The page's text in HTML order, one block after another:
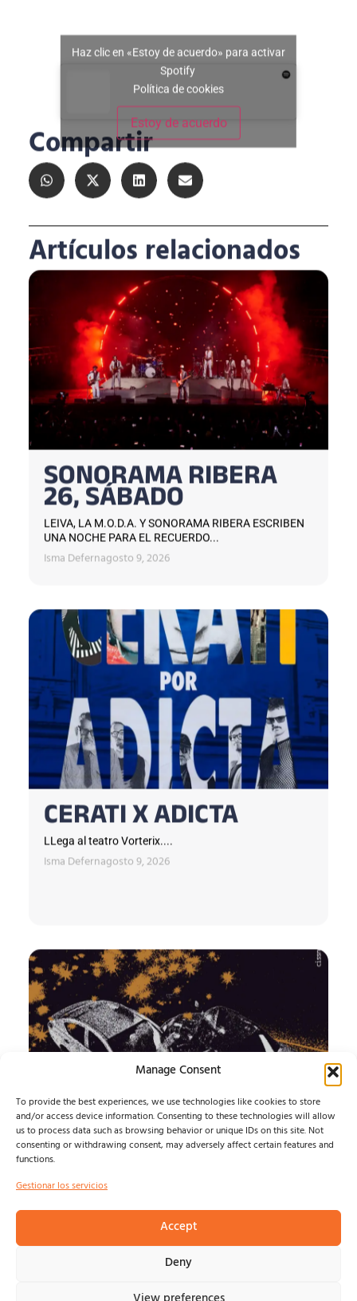
Manage Consent
To provide the best experiences, we use technologies like cookies to store
and/or access device information. Consenting to these technologies will allow
us to process data such as browsing behavior or unique IDs on this site. Not
consenting or withdrawing consent, may adversely affect certain features and
functions.
Gestionar los servicios
Accept
Deny
Haz clic en «Estoy de acuerdo» para activar
Spotify
Política de cookies
Estoy de acuerdo
Compartir
Artículos relacionados
SONORAMA RIBERA
26, SÁBADO
LEIVA, LA M.O.D.A. Y SONORAMA RIBERA ESCRIBEN
UNA NOCHE PARA EL RECUERDO...
Isma Defernagosto 9, 2026
CERATI X ADICTA
LLega al teatro Vorterix....
Isma Defernagosto 9, 2026
CISSNÉ y ADIÓS
COMETA